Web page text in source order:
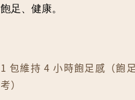
飽足、健康。
1 包維持 4 小時飽足感（飽
考）